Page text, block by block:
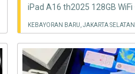
KEBAYORAN BARU, JAKARTA SELATAN